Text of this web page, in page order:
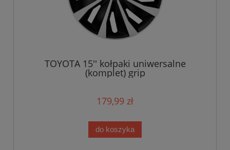
TOYOTA 15'' kołpaki uniwersalne
(komplet) grip
179,99 zł
do koszyka